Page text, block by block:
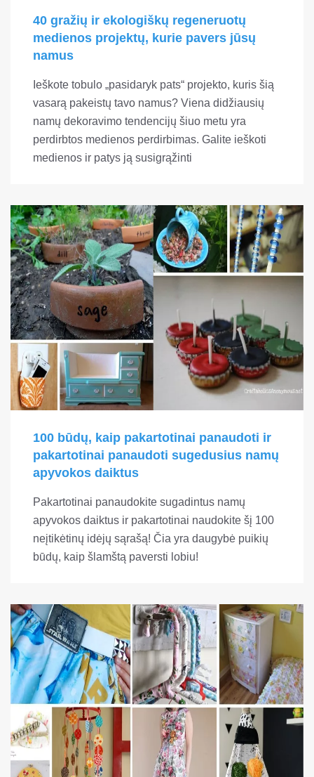
40 gražių ir ekologiškų regeneruotų
medienos projektų, kurie pavers jūsų
namus
Ieškote tobulo „pasidaryk pats“ projekto, kuris šią
vasarą pakeistų tavo namus? Viena didžiausių
namų dekoravimo tendencijų šiuo metu yra
perdirbtos medienos perdirbimas. Galite ieškoti
medienos ir patys ją susigrąžinti
100 būdų, kaip pakartotinai panaudoti ir
pakartotinai panaudoti sugedusius namų
apyvokos daiktus
Pakartotinai panaudokite sugadintus namų
apyvokos daiktus ir pakartotinai naudokite šį 100
neįtikėtinų idėjų sąrašą! Čia yra daugybė puikių
būdų, kaip šlamštą paversti lobiu!